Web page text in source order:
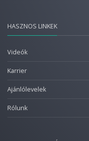
HASZNOS LINKEK
Videók
Karrier
Ajánlólevelek
Rólunk